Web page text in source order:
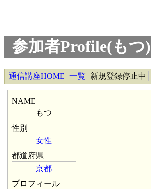
参加者Profile(もつ)
通信講座HOME 一覧 新規登録停止中
NAME
もつ
性別
女性
都道府県
京都
プロフィール